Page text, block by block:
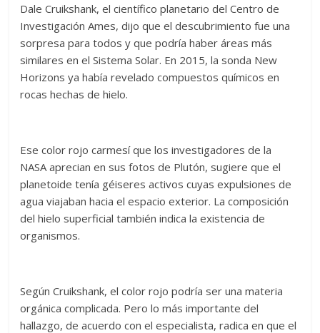
Dale Cruikshank, el científico planetario del Centro de
Investigación Ames, dijo que el descubrimiento fue una
sorpresa para todos y que podría haber áreas más
similares en el Sistema Solar. En 2015, la sonda New
Horizons ya había revelado compuestos químicos en
rocas hechas de hielo.
Ese color rojo carmesí que los investigadores de la
NASA aprecian en sus fotos de Plutón, sugiere que el
planetoide tenía géiseres activos cuyas expulsiones de
agua viajaban hacia el espacio exterior. La composición
del hielo superficial también indica la existencia de
organismos.
Según Cruikshank, el color rojo podría ser una materia
orgánica complicada. Pero lo más importante del
hallazgo, de acuerdo con el especialista, radica en que el